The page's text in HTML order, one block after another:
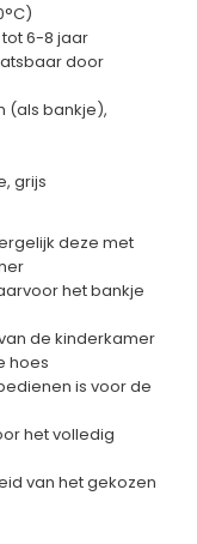
6-8 jaar
door
(als bankje),
grijs
deze met
het bankje
de kinderkamer
hoes
is voor de
het volledig
van het gekozen